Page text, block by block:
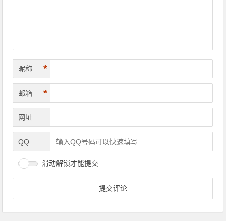
昵称 *
邮箱 *
网址
QQ
滑动解锁才能提交